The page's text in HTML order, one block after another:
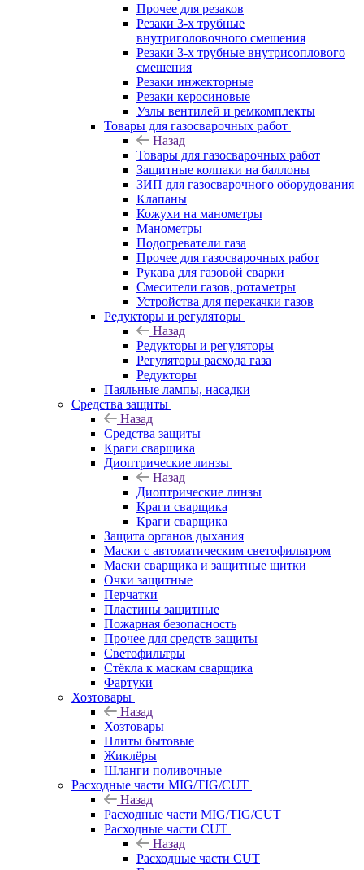
Прочее для резаков
Резаки 3-х трубные
внутриголовочного смешения
Резаки 3-х трубные внутрисоплового
смешения
Резаки инжекторные
Резаки керосиновые
Узлы вентилей и ремкомплекты
Товары для газосварочных работ
Назад
Товары для газосварочных работ
Защитные колпаки на баллоны
ЗИП для газосварочного оборудования
Клапаны
Кожухи на манометры
Манометры
Подогреватели газа
Прочее для газосварочных работ
Рукава для газовой сварки
Смесители газов, ротаметры
Устройства для перекачки газов
Редукторы и регуляторы
Назад
Редукторы и регуляторы
Регуляторы расхода газа
Редукторы
Паяльные лампы, насадки
Средства защиты
Назад
Средства защиты
Краги сварщика
Диоптрические линзы
Назад
Диоптрические линзы
Краги сварщика
Краги сварщика
Защита органов дыхания
Маски с автоматическим светофильтром
Маски сварщика и защитные щитки
Очки защитные
Перчатки
Пластины защитные
Пожарная безопасность
Прочее для средств защиты
Светофильтры
Стёкла к маскам сварщика
Фартуки
Хозтовары
Назад
Хозтовары
Плиты бытовые
Жиклёры
Шланги поливочные
Расходные части MIG/TIG/CUT
Назад
Расходные части MIG/TIG/CUT
Расходные части CUT
Назад
Расходные части CUT